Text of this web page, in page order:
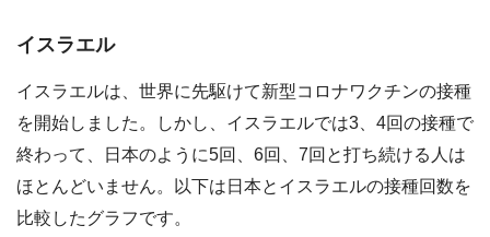
イスラエル
イスラエルは、世界に先駆けて新型コロナワクチンの接種
を開始しました。しかし、イスラエルでは3、4回の接種で
終わって、日本のように5回、6回、7回と打ち続ける人は
ほとんどいません。以下は日本とイスラエルの接種回数を
比較したグラフです。